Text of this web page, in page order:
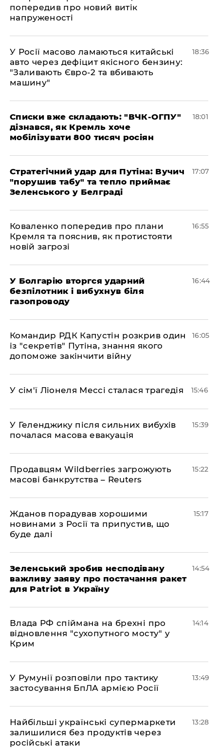
попередив про новий витік
напруженості
У Росії масово ламаються китайські
авто через дефіцит якісного бензину:
"Заливають Євро-2 та вбивають
машину"
18:36
Списки вже складають: "ВЧК-ОГПУ"
дізнався, як Кремль хоче
мобілізувати 800 тисяч росіян
18:01
Стратегічний удар для Путіна: Вучич
"порушив табу" та тепло приймає
Зеленського у Белграді
17:07
Коваленко попередив про плани
Кремля та пояснив, як протистояти
новій загрозі
16:55
У Болгарію вторгся ударний
безпілотник і вибухнув біля
газопроводу
16:44
Командир РДК Капустін розкрив один
із "секретів" Путіна, знання якого
допоможе закінчити війну
16:05
У сім'ї Ліонеля Мессі сталася трагедія 15:46
У Геленджику після сильних вибухів
почалася масова евакуація
15:39
Продавцям Wildberries загрожують
масові банкрутства – Reuters
15:22
Жданов порадував хорошими
новинами з Росії та припустив, що
буде далі
15:17
Зеленський зробив несподівану
важливу заяву про постачання ракет
для Patriot в Україну
14:54
Влада РФ спіймана на брехні про
відновлення "сухопутного мосту" у
Крим
14:14
У Румунії розповіли про тактику
застосування БпЛА армією Росії
13:49
Найбільші українські супермаркети
залишилися без продуктів через
російські атаки
13:28